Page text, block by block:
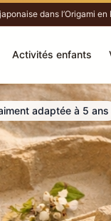
dans l’Origami en
Activités enfants
adaptée à 5 ans